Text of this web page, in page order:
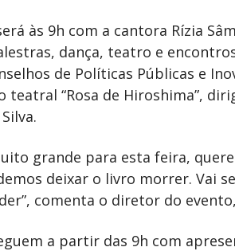
às 9h com a cantora Rízia
dança, teatro e
de Políticas Públicas e
“Rosa de Hiroshima”,
grande para esta feira,
deixar o livro morrer. Vai
comenta o diretor do
a partir das 9h com